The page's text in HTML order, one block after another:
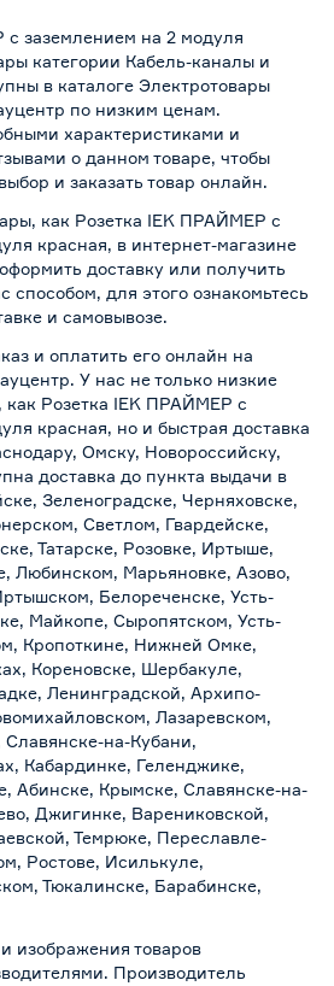
заземлением на 2 модуля
категории Кабель-каналы и
в каталоге Электротовары
по низким ценам.
характеристиками и
о данном товаре, чтобы
и заказать товар онлайн.
как Розетка IEK ПРАЙМЕР с
красная, в интернет-магазине
доставку или получить
способом, для этого ознакомьтесь
и самовывозе.
и оплатить его онлайн на
У нас не только низкие
как Розетка IEK ПРАЙМЕР с
красная, но и быстрая доставка
Омску, Новороссийску,
доставка до пункта выдачи в
Зеленоградске, Черняховске,
Светлом, Гвардейске,
Татарске, Розовке, Иртыше,
Любинском, Марьяновке, Азово,
Белореченске, Усть-
Майкопе, Сыропятском, Усть-
Кропоткине, Нижней Омке,
Кореновске, Шербакуле,
Ленинградской, Архипо-
Лазаревском,
на-Кубани,
Кабардинке, Геленджике,
Абинске, Крымске, Славянске-на-
Джигинке, Варениковской,
Темрюке, Переславле-
Ростове, Исилькуле,
Тюкалинске, Барабинске,
изображения товаров
Производитель